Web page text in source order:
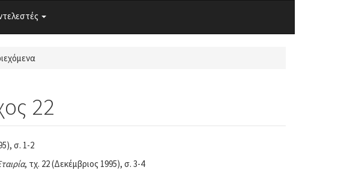
22
σ. 1-2
, τχ. 22 (Δεκέμβριος 1995), σ. 3-4